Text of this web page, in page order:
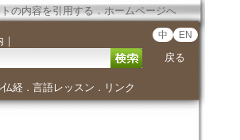
の内容を引用する．ホームページへ
｜ 中 EN
戻る
仏経． 言語レッスン ． リンク